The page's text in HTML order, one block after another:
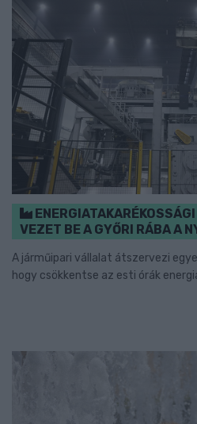
VEZET BE A GYŐRI RÁBA A
A járműipari vállalat átszervezi
hogy csökkentse az esti órák